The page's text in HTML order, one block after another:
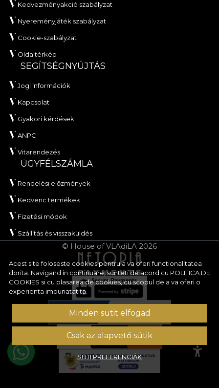
Acest site foloseste cookies pentru a va oferi functionalitatea
dorita. Navigand in continuare, sunteti de acord cu POLITICA DE
COOKIES si cu plasarea de cookies, cu scopul de a va oferi o
experienta imbunatatita.
Minden sütit elfogad
Csak az alapvető sütik
SÜTI PREFERENCIÁK
Kedvezményakció szabályzat
Nyereményjáték szabályzat
Cookie-szabályzat
Oldaltérkép
SEGÍTSÉGNYÚJTÁS
Jogi információk
Kapcsolat
Gyakori kérdések
ANPC
Vitarendezés
ÜGYFÉLSZÁMLA
Rendelési előzmények
Kedvenc termékek
Fizetési módok
Szállítás és visszaküldés
© House of VLAdiLA 2026